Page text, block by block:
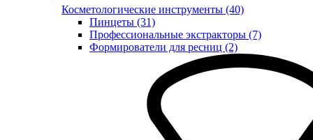
Косметологические инструменты (40)
Пинцеты (31)
Профессиональные экстракторы (7)
Формирователи для ресниц (2)